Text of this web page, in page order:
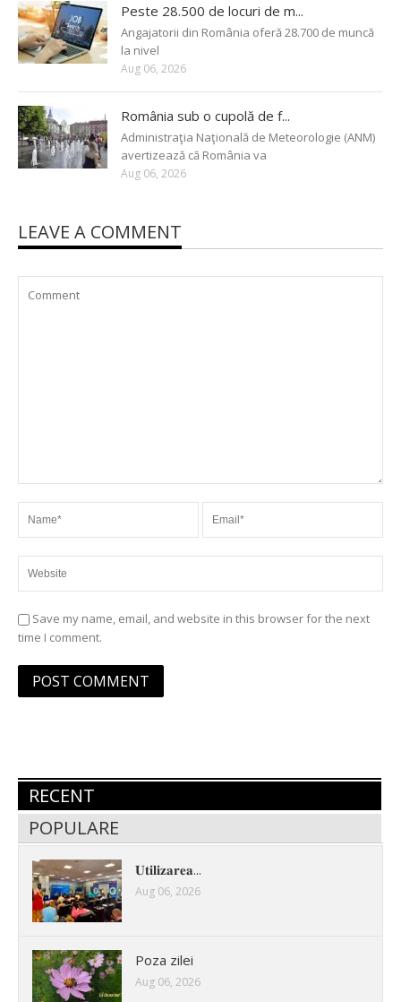
Peste 28.500 de locuri de m...
Angajatorii din România oferă 28.700 de muncă
la nivel
Aug 06, 2026
România sub o cupolă de f...
Administraţia Naţională de Meteorologie (ANM)
avertizează că România va
Aug 06, 2026
LEAVE A COMMENT
Save my name, email, and website in this browser for the next
time I comment.
RECENT
POPULARE
𝐔𝐭𝐢𝐥𝐢𝐳𝐚𝐫𝐞𝐚...
Aug 06, 2026
Poza zilei
Aug 06, 2026